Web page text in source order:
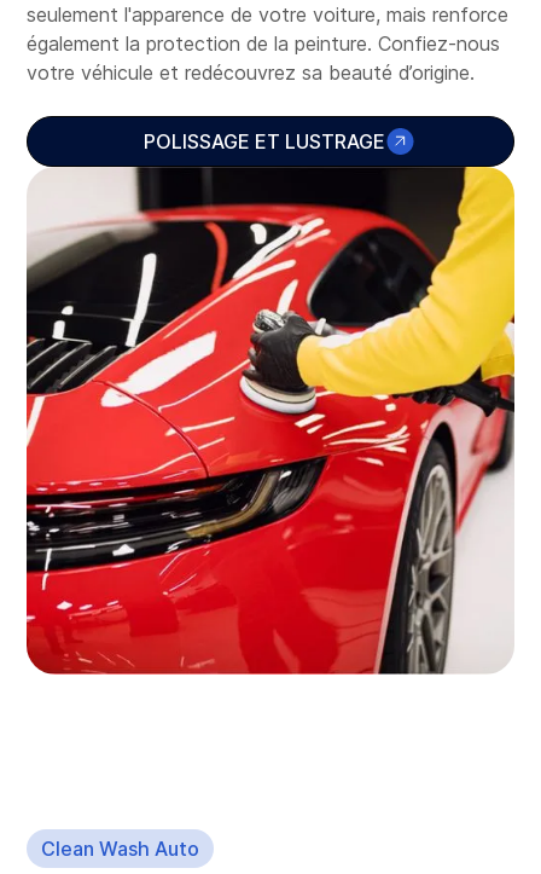
seulement l'apparence de votre voiture, mais renforce
également la protection de la peinture. Confiez-nous
votre véhicule et redécouvrez sa beauté d’origine.
POLISSAGE ET LUSTRAGE
Clean Wash Auto